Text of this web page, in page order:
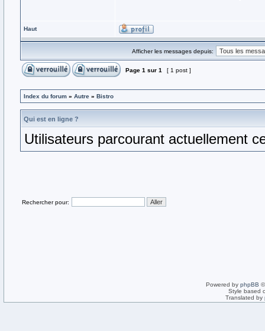
Haut
Afficher les messages depuis:
Page 1 sur 1 [ 1 post ]
Index du forum » Autre » Bistro
Qui est en ligne ?
Utilisateurs parcourant actuellement
Rechercher pour:
Powered by phpBB
Style based
Translated by